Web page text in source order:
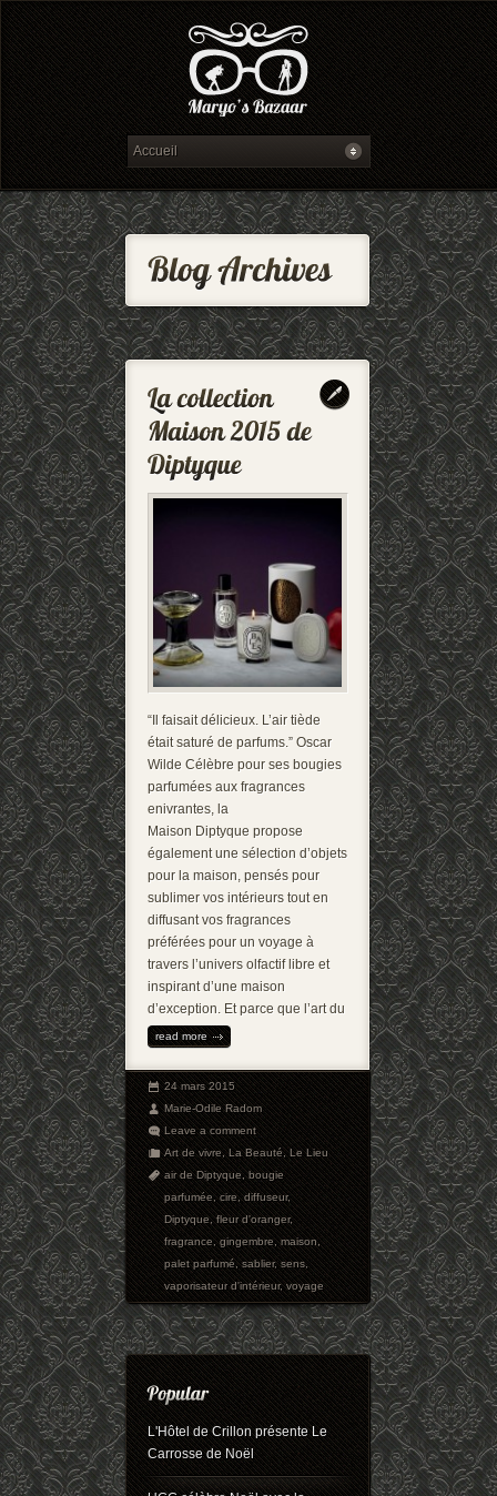
“Il faisait délicieux. L’air tiède
était saturé de parfums.” Oscar
Wilde Célèbre pour ses bougies
parfumées aux fragrances
enivrantes, la
Maison Diptyque propose
également une sélection d’objets
pour la maison, pensés pour
sublimer vos intérieurs tout en
diffusant vos fragrances
préférées pour un voyage à
travers l’univers olfactif libre et
inspirant d’une maison
d’exception. Et parce que l’art du
read more
24 mars 2015
Marie-Odile Radom
Leave a comment
Art de vivre,La Beauté,Le Lieu
air de Diptyque,bougie
parfumée,cire,diffuseur,
Diptyque,fleur d'oranger,
fragrance,gingembre,maison,
palet parfumé,sablier,sens,
vaporisateur d'intérieur,voyage
L'Hôtel de Crillon présente Le
Carrosse de Noël